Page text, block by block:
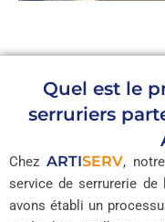
Quel est le
serruriers
Chez ARTISERV,
service de serrurerie
avons établi un